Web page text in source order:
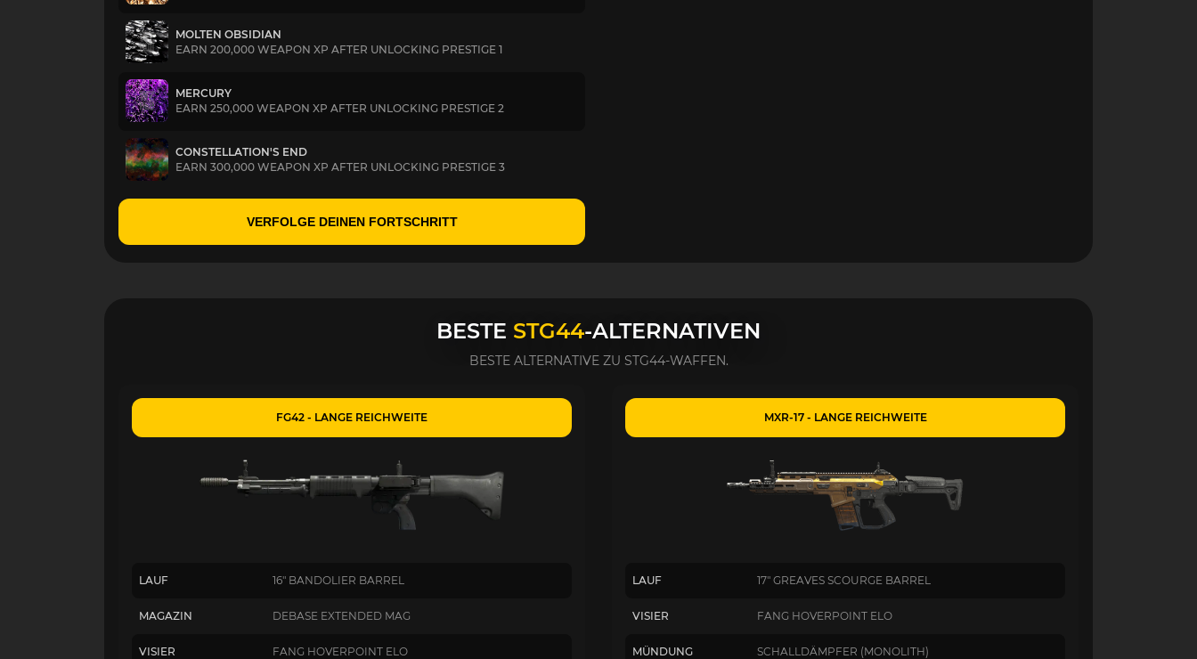
MOLTEN OBSIDIAN
EARN 200,000 WEAPON XP AFTER UNLOCKING PRESTIGE 1
MERCURY
EARN 250,000 WEAPON XP AFTER UNLOCKING PRESTIGE 2
CONSTELLATION'S END
EARN 300,000 WEAPON XP AFTER UNLOCKING PRESTIGE 3
VERFOLGE DEINEN FORTSCHRITT
BESTE STG44-ALTERNATIVEN
BESTE ALTERNATIVE ZU STG44-WAFFEN.
FG42 - LANGE REICHWEITE
LAUF 16" BANDOLIER BARREL
MAGAZIN DEBASE EXTENDED MAG
VISIER FANG HOVERPOINT ELO
MXR-17 - LANGE REICHWEITE
LAUF 17" GREAVES SCOURGE BARREL
VISIER FANG HOVERPOINT ELO
MÜNDUNG SCHALLDÄMPFER (MONOLITH)